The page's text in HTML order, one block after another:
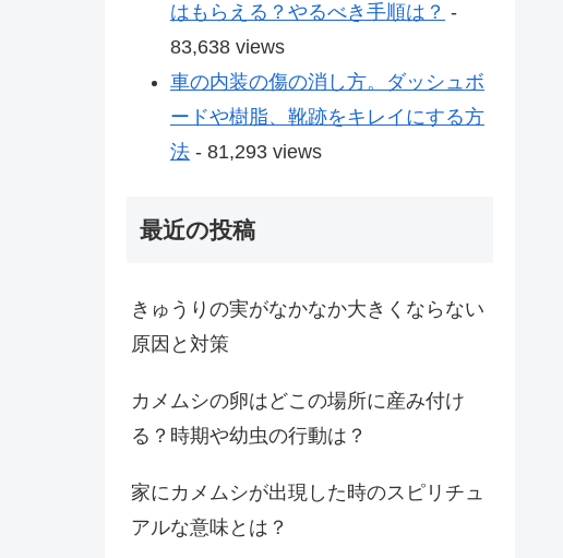
はもらえる？やるべき手順は？ -
83,638 views
車の内装の傷の消し方。ダッシュボ
ードや樹脂、靴跡をキレイにする方
法 - 81,293 views
最近の投稿
きゅうりの実がなかなか大きくならない
原因と対策
カメムシの卵はどこの場所に産み付け
る？時期や幼虫の行動は？
家にカメムシが出現した時のスピリチュ
アルな意味とは？